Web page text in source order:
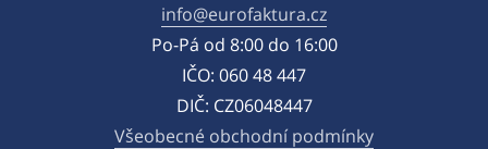
info@eurofaktura.cz
Po-Pá od 8:00 do 16:00
IČO: 060 48 447
DIČ: CZ06048447
Všeobecné obchodní podmínky